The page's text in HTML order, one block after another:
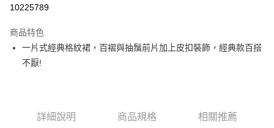
悠遊付
大哥付你分期
2.付款方式選擇「大哥付你分期」，訂單成立後會自動跳轉到大哥付的交易
流程，驗證手機門號後，選擇欲分期的期數、繳款截止日，確認付款後即完
相關說明
10225789
商品特色
一片式經典格紋裙，百褶與抽鬚前片加上皮扣裝飾，經典款百搭
不厭!
詳細說明 商品規格 相關推薦